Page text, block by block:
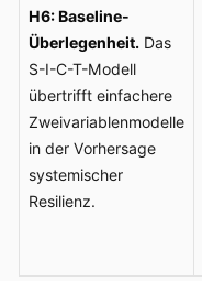
H6: Baseline-
Überlegenheit.Das
S-I-C-T-Modell
übertrifft einfachere
Zweivariablenmodelle
in der Vorhersage
systemischer
Resilienz.